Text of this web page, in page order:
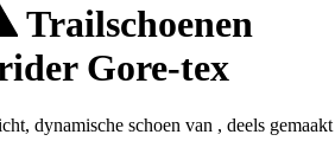
Trailschoenen
Gore-tex
dynamische schoen van , deels gemaakt